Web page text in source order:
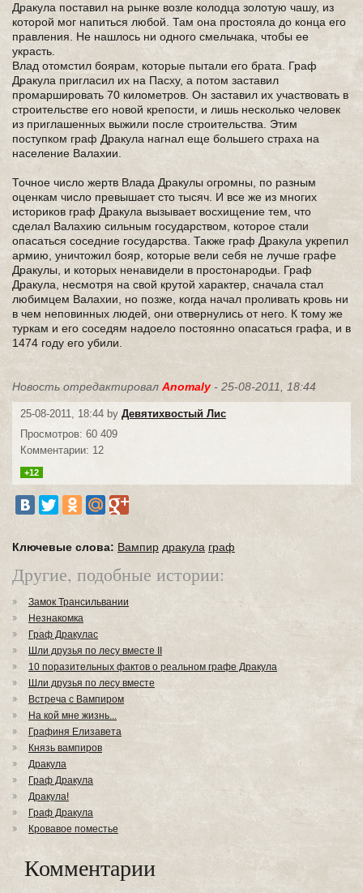
Дракула поставил на рынке возле колодца золотую чашу, из
которой мог напиться любой. Там она простояла до конца его
правления. Не нашлось ни одного смельчака, чтобы ее
украсть.
Влад отомстил боярам, которые пытали его брата. Граф
Дракула пригласил их на Пасху, а потом заставил
промаршировать 70 километров. Он заставил их участвовать в
строительстве его новой крепости, и лишь несколько человек
из приглашенных выжили после строительства. Этим
поступком граф Дракула нагнал еще большего страха на
население Валахии.
Точное число жертв Влада Дракулы огромны, по разным
оценкам число превышает сто тысяч. И все же из многих
историков граф Дракула вызывает восхищение тем, что
сделал Валахию сильным государством, которое стали
опасаться соседние государства. Также граф Дракула укрепил
армию, уничтожил бояр, которые вели себя не лучше графе
Дракулы, и которых ненавидели в простонародьи. Граф
Дракула, несмотря на свой крутой характер, сначала стал
любимцем Валахии, но позже, когда начал проливать кровь ни
в чем неповинных людей, они отвернулись от него. К тому же
туркам и его соседям надоело постоянно опасаться графа, и в
1474 году его убили.
Новость отредактировал Anomaly- 25-08-2011, 18:44
25-08-2011, 18:44 by Девятихвостый Лис
Просмотров: 60 409
Комментарии: 12
+12
Ключевые слова: Вампир дракула граф
Другие, подобные истории:
Замок Трансильвании
Незнакомка
Граф Дракулас
Шли друзья по лесу вместе II
10 поразительных фактов о реальном графе Дракула
Шли друзья по лесу вместе
Встреча с Вампиром
На кой мне жизнь...
Графиня Елизавета
Князь вампиров
Дракула
Граф Дракула
Дракула!
Граф Дракула
Кровавое поместье
Комментарии